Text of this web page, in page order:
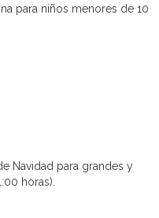
para niños menores de 10
Navidad para grandes y
horas).